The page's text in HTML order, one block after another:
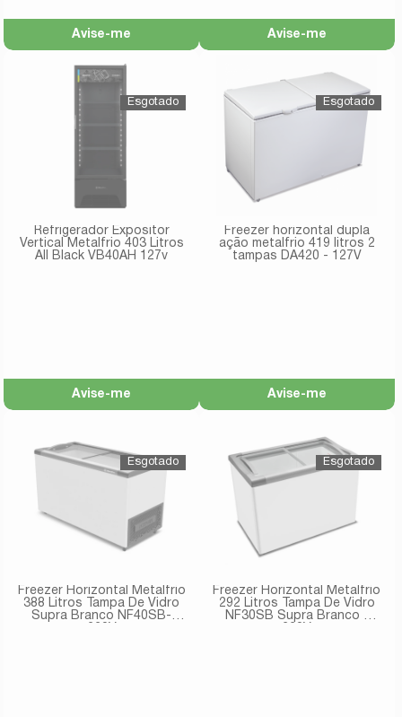
Avise-me Avise-me
Refrigerador Expositor
Vertical Metalfrio 403 Litros
All Black VB40AH 127v
Avise-me
Freezer horizontal dupla
ação metalfrio 419 litros 2
tampas DA420 - 127V
Avise-me
Freezer Horizontal Metalfrio
388 Litros Tampa De Vidro
Supra Branco NF40SB-
Freezer Horizontal Metalfrio
292 Litros Tampa De Vidro
NF30SB Supra Branco -